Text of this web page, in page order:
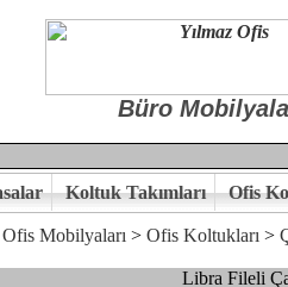
Büro
Koltuk Takımları Ofis
Ofis Mobilyaları > Ofis Koltukları >
Libra Fileli